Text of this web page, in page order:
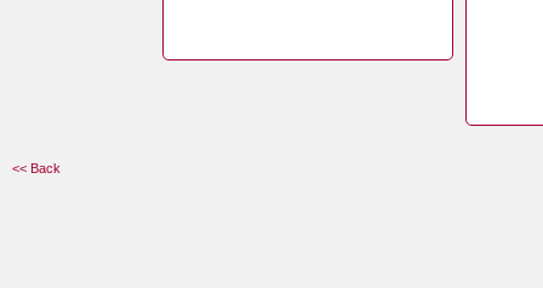
<< Back